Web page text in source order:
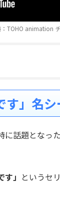
：TOHO animation
」名シ
に話題とな
す」 というセ